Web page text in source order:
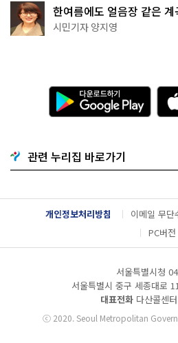
한여름에도 얼음장 같은
천국이네~
시민기자 양지영
다
운
로
기
G
o
g
l
e
l
관련 누리집 바로가기
개인정보처리방침 이메일 무단
PC버전
서울특별시청
서울특별시 중구 세종대로
대표전화 다산콜센터
ⓒ2020. Seoul Metropolitan